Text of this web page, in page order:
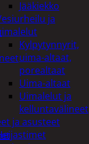
Jääkiekko
ja
Kylpytynnyrit,
uima-altaat,
porealtaat
Uima-altaat
Uimalelut ja
kelluntavälineet
ja asusteet